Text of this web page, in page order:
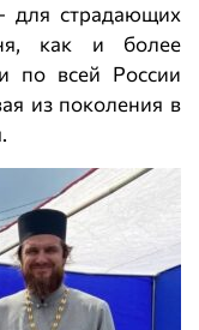
для страдающих
как и более
по всей России
из поколения в